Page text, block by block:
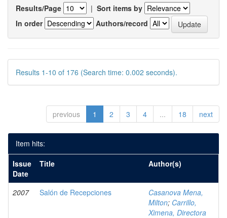
Results/Page | Sort items by
In order
Authors/record
Results 1-10 of 176 (Search time: 0.002 seconds).
previous 1 2 3 4 ... 18 next
Item hits:
Issue
Date
Title Author(s)
2007 Salón de Recepciones
Casanova Mena,
Milton; Carrillo,
Ximena, Directora